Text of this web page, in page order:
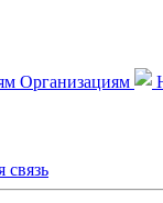
Организациям
связь